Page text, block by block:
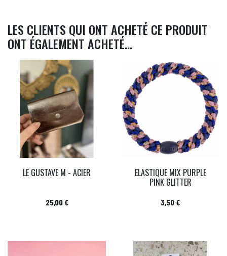
LES CLIENTS QUI ONT ACHETÉ CE PRODUIT
ONT ÉGALEMENT ACHETÉ...
LE GUSTAVE M - ACIER
Prix
25,00 €
ELASTIQUE MIX PURPLE
PINK GLITTER
Prix
3,50 €